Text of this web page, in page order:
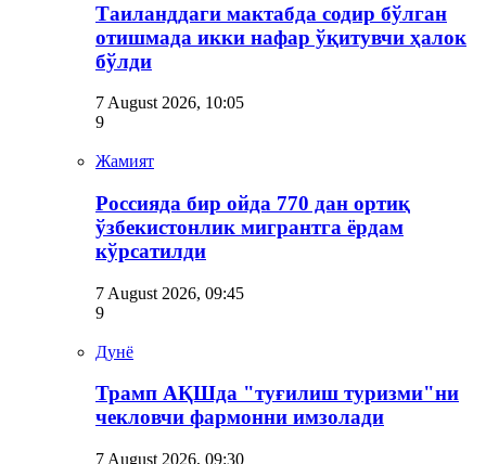
Таиланддаги мактабда содир бўлган
отишмада икки нафар ўқитувчи ҳалок
бўлди
7 August 2026, 10:05
9
Жамият
Россияда бир ойда 770 дан ортиқ
ўзбекистонлик мигрантга ёрдам
кўрсатилди
7 August 2026, 09:45
9
Дунё
Трамп АҚШда "туғилиш туризми"ни
чекловчи фармонни имзолади
7 August 2026, 09:30